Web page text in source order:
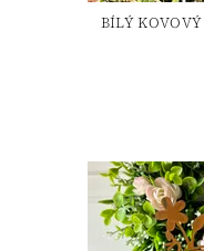
BÍLÝ